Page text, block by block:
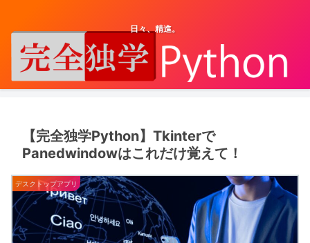
日々、精進。
【完全独学Python】Tkinterで
Panedwindowはこれだけ覚えて！
デスクトップアプリ